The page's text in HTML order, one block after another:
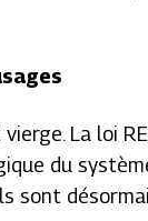
La loi
du
sont